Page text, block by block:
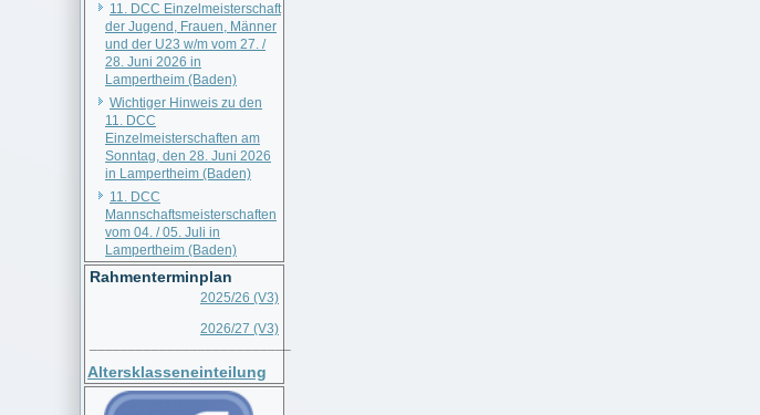
11. DCC Einzelmeisterschaft
der Jugend, Frauen, Männer
und der U23 w/m vom 27. /
28. Juni 2026 in
Lampertheim (Baden)
Wichtiger Hinweis zu den
11. DCC
Einzelmeisterschaften am
Sonntag, den 28. Juni 2026
in Lampertheim (Baden)
11. DCC
Mannschaftsmeisterschaften
vom 04. / 05. Juli in
Lampertheim (Baden)
Rahmenterminplan
2025/26 (V3)
2026/27 (V3)
Altersklasseneinteilung